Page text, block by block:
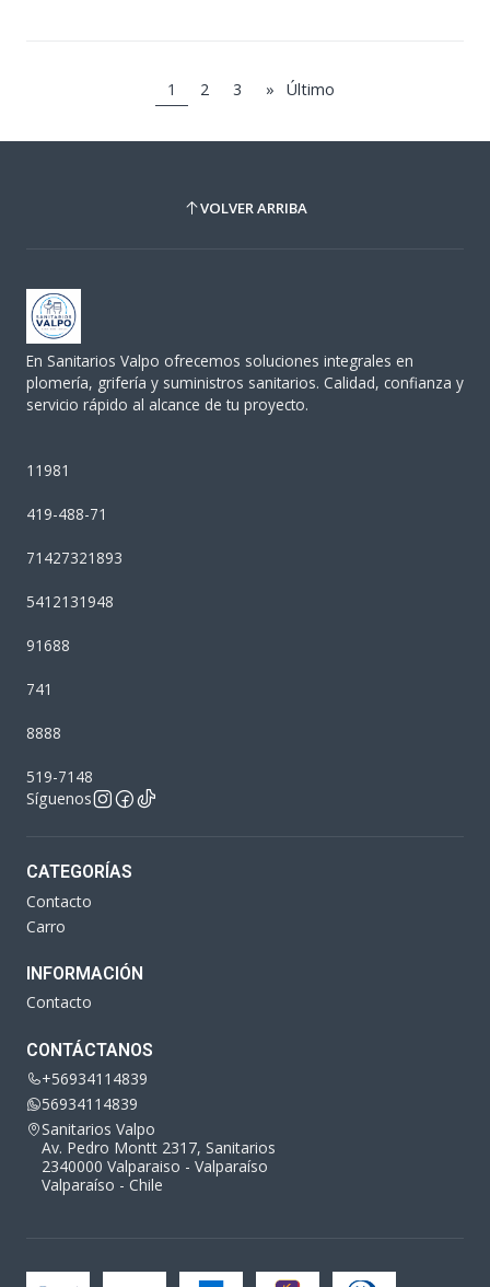
1 2 3 » Último
VOLVER ARRIBA
En Sanitarios Valpo ofrecemos soluciones integrales en
plomería, grifería y suministros sanitarios. Calidad, confianza y
servicio rápido al alcance de tu proyecto.
11981
419-488-71
71427321893
5412131948
91688
741
8888
519-7148
Síguenos
CATEGORÍAS
Contacto
Carro
INFORMACIÓN
Contacto
CONTÁCTANOS
+56934114839
56934114839
Sanitarios Valpo
Av. Pedro Montt 2317, Sanitarios
2340000 Valparaiso - Valparaíso
Valparaíso - Chile